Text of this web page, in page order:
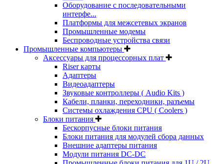
Оборудование с последовательными
интерфе...
Платформы для межсетевых экранов
Промышленные модемы
Беспроводные устройства связи
Промышленные компьютеры
Аксессуары для процессорных плат
Riser карты
Адаптеры
Видеоадаптеры
Звуковые контроллеры ( Audio Kits )
Кабели, планки, переходники, разъемы
Системы охлаждения CPU ( Coolers )
Блоки питания
Бескорпусные блоки питания
Блоки питания для модулей сбора данных
Внешние адаптеры питания
Модули питания DC-DC